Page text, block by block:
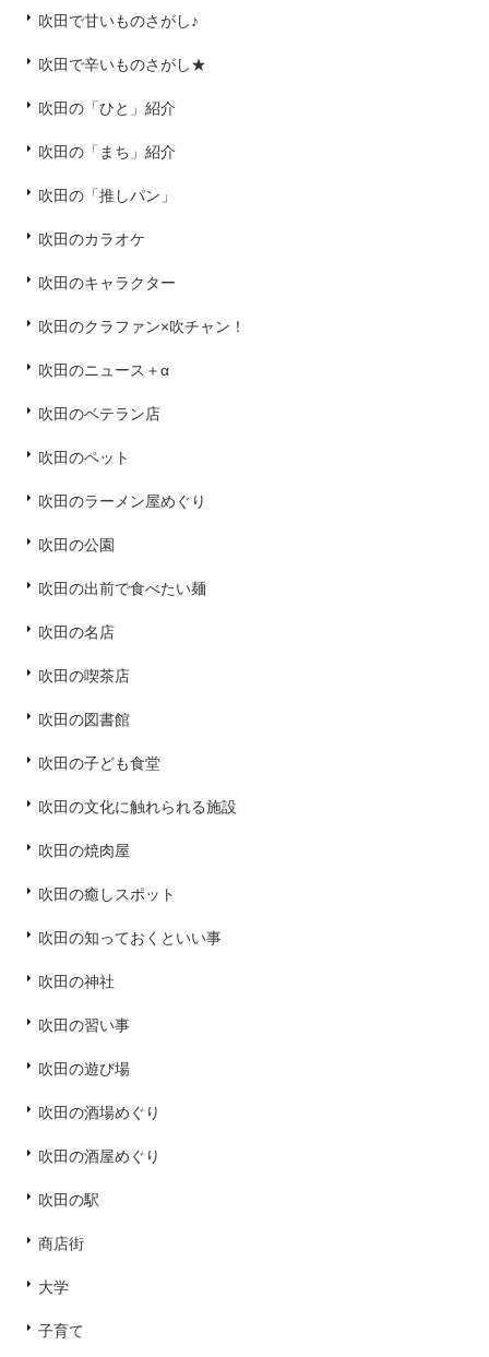
吹田で甘いものさがし♪
吹田で辛いものさがし★
吹田の「ひと」紹介
吹田の「まち」紹介
吹田の「推しパン」
吹田のカラオケ
吹田のキャラクター
吹田のクラファン×吹チャン！
吹田のニュース＋α
吹田のベテラン店
吹田のペット
吹田のラーメン屋めぐり
吹田の公園
吹田の出前で食べたい麺
吹田の名店
吹田の喫茶店
吹田の図書館
吹田の子ども食堂
吹田の文化に触れられる施設
吹田の焼肉屋
吹田の癒しスポット
吹田の知っておくといい事
吹田の神社
吹田の習い事
吹田の遊び場
吹田の酒場めぐり
吹田の酒屋めぐり
吹田の駅
商店街
大学
子育て